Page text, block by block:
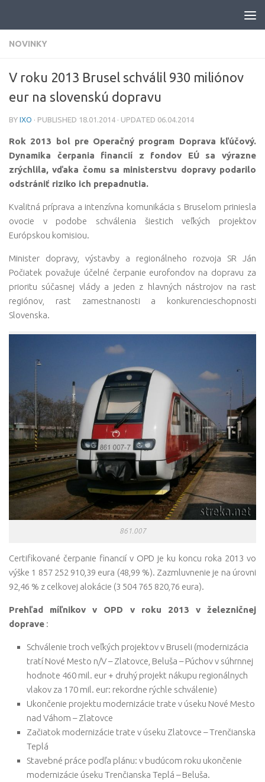
NOVINKY
V roku 2013 Brusel schválil 930 miliónov
eur na slovenskú dopravu
BY IXO · PUBLISHED 18.01.2014 · UPDATED 06.04.2014
Rok 2013 bol pre Operačný program Doprava kľúčový.
Dynamika čerpania financií z fondov EÚ sa výrazne
zrýchlila, vďaka čomu sa ministerstvu dopravy podarilo
odstrániť riziko ich prepadnutia.
Kvalitná príprava a intenzívna komunikácia s Bruselom priniesla
ovocie v podobe schválenia šiestich veľkých projektov
Európskou komisiou.
Minister dopravy, výstavby a regionálneho rozvoja SR Ján
Počiatek považuje účelné čerpanie eurofondov na dopravu za
prioritu súčasnej vlády a jeden z hlavných nástrojov na rast
regiónov, rast zamestnanosti a konkurencieschopnosti
Slovenska.
861.007
Certifikované čerpanie financií v OPD je ku koncu roka 2013 vo
výške 1 857 252 910,39 eura (48,99 %). Zazmluvnenie je na úrovni
92,46 % z celkovej alokácie (3 504 765 820,76 eura).
Prehľad míľnikov v OPD v roku 2013 v železničnej
doprave :
Schválenie troch veľkých projektov v Bruseli (modernizácia
tratí Nové Mesto n/V – Zlatovce, Beluša – Púchov v súhrnnej
hodnote 460 mil. eur + druhý projekt nákupu regionálnych
vlakov za 170 mil. eur: rekordne rýchle schválenie)
Ukončenie projektu modernizácie trate v úseku Nové Mesto
nad Váhom – Zlatovce
Začiatok modernizácie trate v úseku Zlatovce – Trenčianska
Teplá
Stavebné práce podľa plánu: v budúcom roku ukončenie
modernizácie úseku Trenčianska Teplá – Beluša.